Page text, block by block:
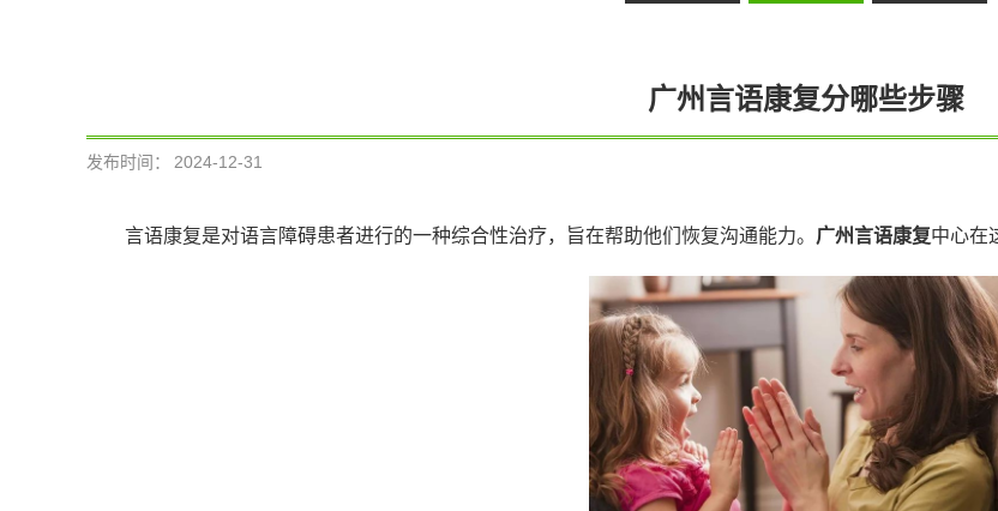
广州言语康复分哪些步骤
发布时间： 2024-12-31
言语康复是对语言障碍患者进行的一种综合性治疗，旨在帮助他们恢复沟通能力。 广州言语康复中心在